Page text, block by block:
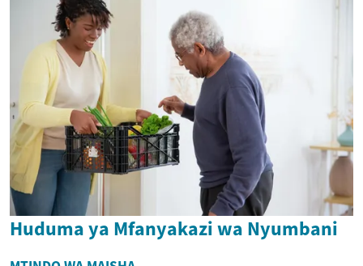
Huduma ya Mfanyakazi wa Nyumbani